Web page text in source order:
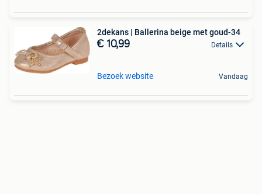
2dekans | Ballerina beige met goud-34
€ 10,99 Details
Bezoek website Vandaag